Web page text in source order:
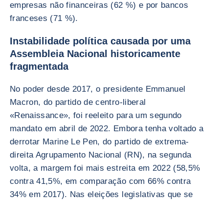
empresas não financeiras (62 %) e por bancos
franceses (71 %).
Instabilidade política causada por uma
Assembleia Nacional historicamente
fragmentada
No poder desde 2017, o presidente Emmanuel
Macron, do partido de centro-liberal
«Renaissance», foi reeleito para um segundo
mandato em abril de 2022. Embora tenha voltado a
derrotar Marine Le Pen, do partido de extrema-
direita Agrupamento Nacional (RN), na segunda
volta, a margem foi mais estreita em 2022 (58,5%
contra 41,5%, em comparação com 66% contra
34% em 2017). Nas eleições legislativas que se